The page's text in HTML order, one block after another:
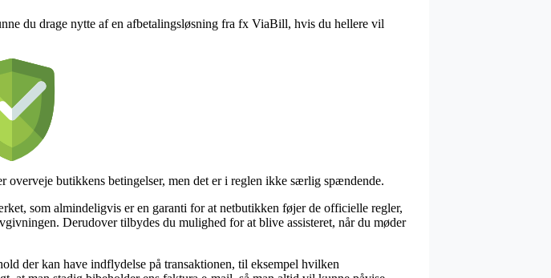
du drage nytte af en afbetalingsløsning fra fx ViaBill, hvis du hellere vil
butikkens betingelser, men det er i reglen ikke særlig spændende.
som almindeligvis er en garanti for at netbutikken føjer de officielle regler,
Derudover tilbydes du mulighed for at blive assisteret, når du møder
der kan have indflydelse på transaktionen, til eksempel hvilken